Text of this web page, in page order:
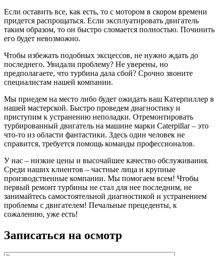
Если оставить все, как есть, то с мотором в скором времени
придется распрощаться. Если эксплуатировать двигатель
таким образом, то он быстро сломается полностью. Починить
его будет невозможно.
Чтобы избежать подобных эксцессов, не нужно ждать до
последнего. Увидали проблему? Не уверены, но
предполагаете, что турбина дала сбой? Срочно звоните
специалистам нашей компании.
Мы приедем на место либо будет ожидать ваш Катерпиллер в
нашей мастерской. Быстро проведем диагностику и
приступим к устранению неполадки. Отремонтировать
турбированный двигатель на машине марки Caterpillar – это
что-то из области фантастики. Здесь один человек не
справится, требуется помощь команды профессионалов.
У нас – низкие цены и высочайшее качество обслуживания.
Среди наших клиентов – частные лица и крупные
производственные компании. Мы помогаем всем! Чтобы
первый ремонт турбины не стал для нее последним, не
занимайтесь самостоятельной диагностикой и устранением
проблемы с двигателем! Печальные прецеденты, к
сожалению, уже есть!
Записаться на осмотр